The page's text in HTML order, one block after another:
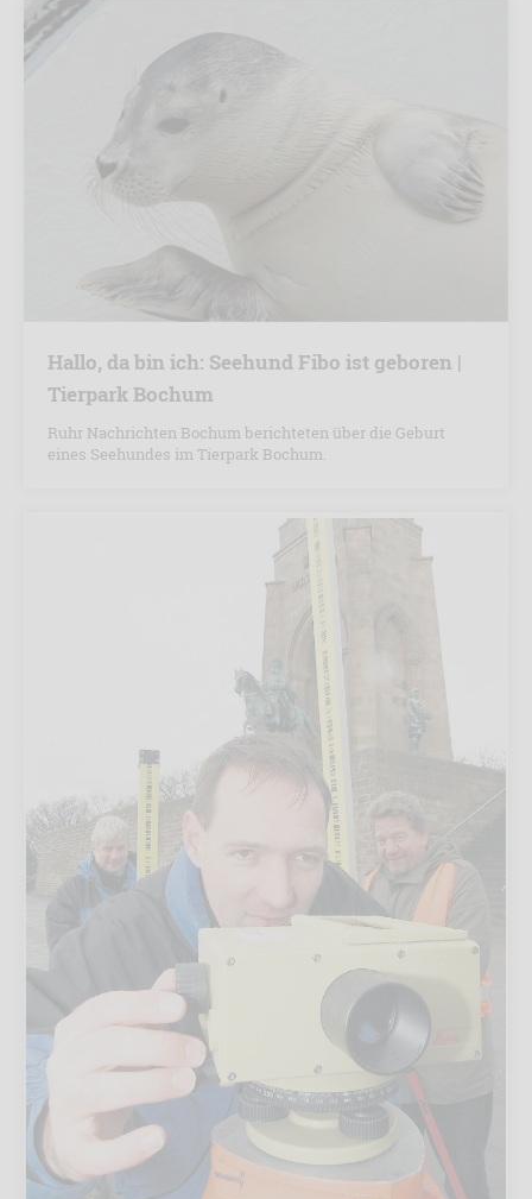
Hallo, da bin ich: Seehund Fibo ist geboren |
Tierpark Bochum
Ruhr Nachrichten Bochum berichteten über die Geburt
eines Seehundes im Tierpark Bochum.